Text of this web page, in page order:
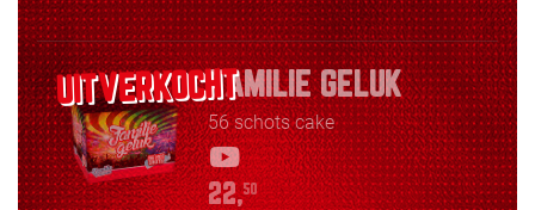
FAMILIE GELUK
56 schots cake
22,50